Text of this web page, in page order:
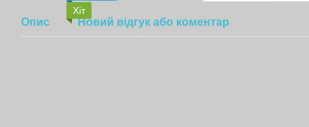
Хіт
Опис Новий відгук або коментар